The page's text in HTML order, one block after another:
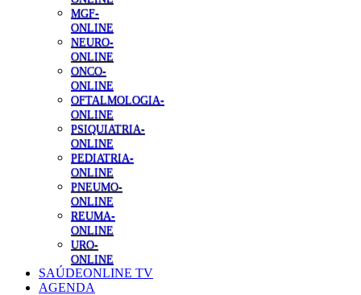
MGF-
ONLINE
NEURO-
ONLINE
ONCO-
ONLINE
OFTALMOLOGIA-
ONLINE
PSIQUIATRIA-
ONLINE
PEDIATRIA-
ONLINE
PNEUMO-
ONLINE
REUMA-
ONLINE
URO-
ONLINE
SAÚDEONLINE TV
AGENDA